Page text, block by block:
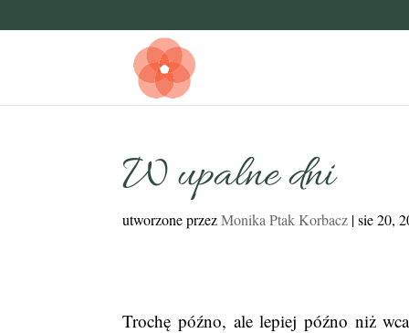
W upalne dni
utworzone przezMonika Ptak Korbacz |sie 20,
Trochę późno, ale lepiej późno niż